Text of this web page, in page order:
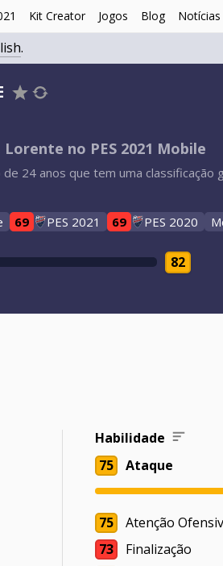
Kit Creator Jogos Blog Notícias
.
no PES 2021 Mobile
24 anos que tem uma
69 PES 2021 69 PES 2020
82
Habilidade
75
Ataque
75
Atenção
73
Finalização